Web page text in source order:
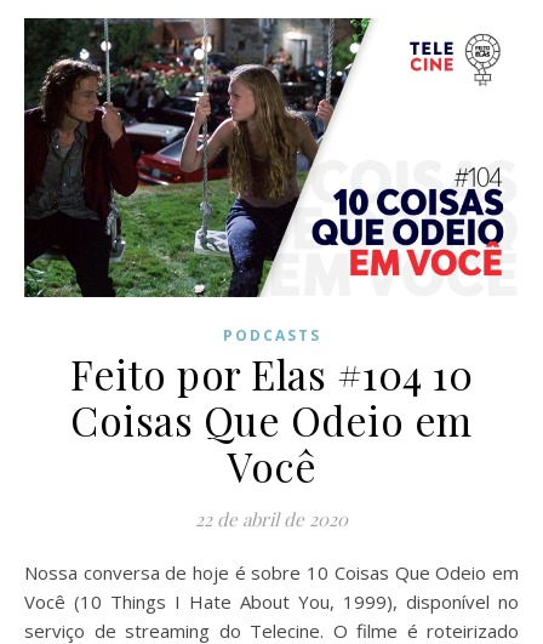
PODCASTS
Feito por Elas #104 10
Coisas Que Odeio em
Você
22 de abril de 2020
Nossa conversa de hoje é sobre 10 Coisas Que Odeio em
Você (10 Things I Hate About You, 1999), disponível no
serviço de streaming do Telecine. O filme é roteirizado